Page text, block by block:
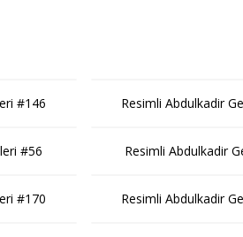
#146
#56
#170
Resimli Abdulkadir
Resimli Abdulkadir
Resimli Abdulkadir